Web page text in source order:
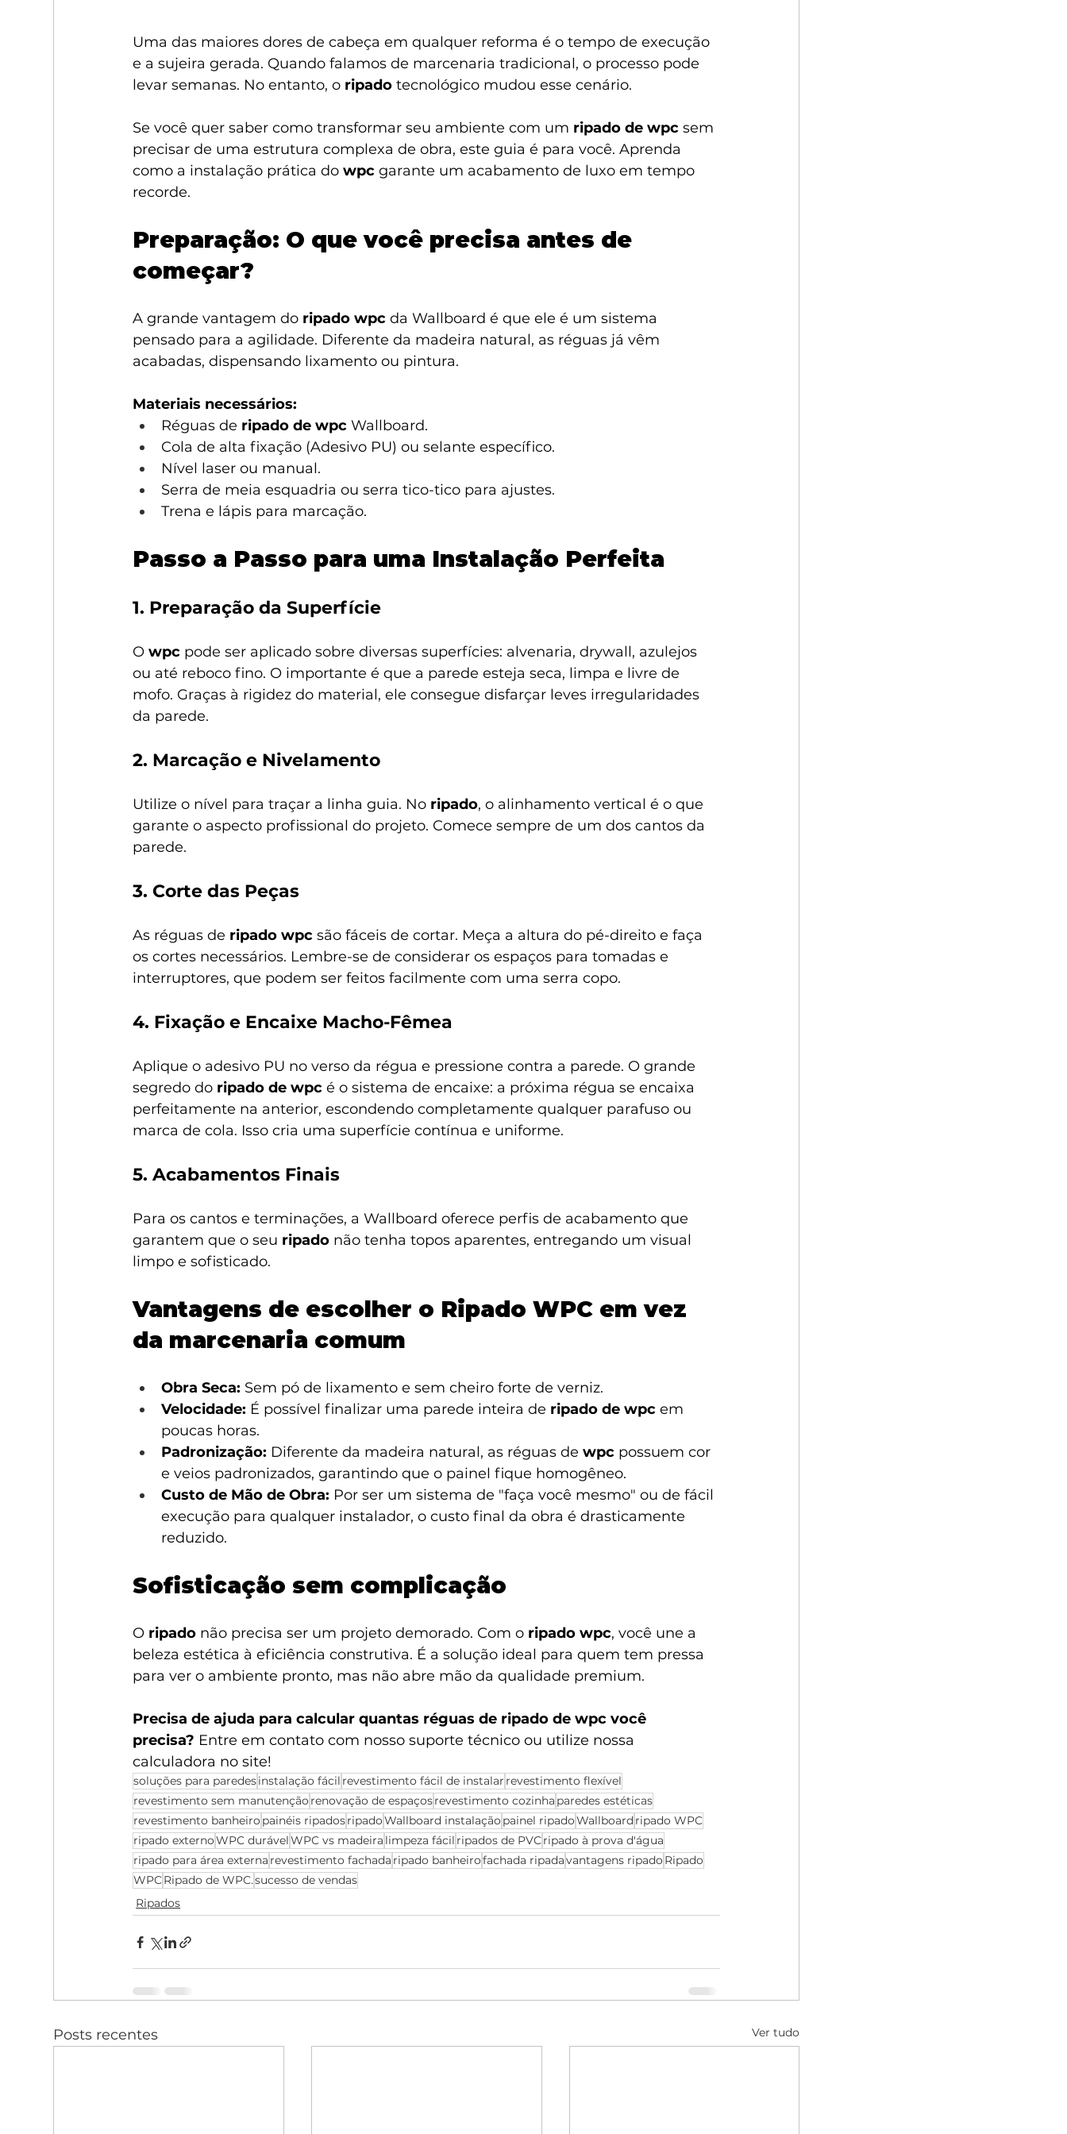
Uma das maiores dores de cabeça em qualquer reforma é o tempo de execução
e a sujeira gerada. Quando falamos de marcenaria tradicional, o processo pode
levar semanas. No entanto, o ripado tecnológico mudou esse cenário.
Se você quer saber como transformar seu ambiente com um ripado de wpc sem
precisar de uma estrutura complexa de obra, este guia é para você. Aprenda
como a instalação prática do wpc garante um acabamento de luxo em tempo
recorde.
Preparação: O que você precisa antes de
começar?
A grande vantagem do ripado wpc da Wallboard é que ele é um sistema
pensado para a agilidade. Diferente da madeira natural, as réguas já vêm
acabadas, dispensando lixamento ou pintura.
Materiais necessários:
Réguas de ripado de wpc Wallboard.
Cola de alta fixação (Adesivo PU) ou selante específico.
Nível laser ou manual.
Serra de meia esquadria ou serra tico-tico para ajustes.
Trena e lápis para marcação.
Passo a Passo para uma Instalação Perfeita
1. Preparação da Superfície
O wpc pode ser aplicado sobre diversas superfícies: alvenaria, drywall, azulejos
ou até reboco fino. O importante é que a parede esteja seca, limpa e livre de
mofo. Graças à rigidez do material, ele consegue disfarçar leves irregularidades
da parede.
2. Marcação e Nivelamento
Utilize o nível para traçar a linha guia. No ripado, o alinhamento vertical é o que
garante o aspecto profissional do projeto. Comece sempre de um dos cantos da
parede.
3. Corte das Peças
As réguas de ripado wpc são fáceis de cortar. Meça a altura do pé-direito e faça
os cortes necessários. Lembre-se de considerar os espaços para tomadas e
interruptores, que podem ser feitos facilmente com uma serra copo.
4. Fixação e Encaixe Macho-Fêmea
Aplique o adesivo PU no verso da régua e pressione contra a parede. O grande
segredo do ripado de wpc é o sistema de encaixe: a próxima régua se encaixa
perfeitamente na anterior, escondendo completamente qualquer parafuso ou
marca de cola. Isso cria uma superfície contínua e uniforme.
5. Acabamentos Finais
Para os cantos e terminações, a Wallboard oferece perfis de acabamento que
garantem que o seu ripado não tenha topos aparentes, entregando um visual
limpo e sofisticado.
Vantagens de escolher o Ripado WPC em vez
da marcenaria comum
Obra Seca: Sem pó de lixamento e sem cheiro forte de verniz.
Velocidade: É possível finalizar uma parede inteira de ripado de wpc em
poucas horas.
Padronização: Diferente da madeira natural, as réguas de wpc possuem cor
e veios padronizados, garantindo que o painel fique homogêneo.
Custo de Mão de Obra: Por ser um sistema de "faça você mesmo" ou de fácil
execução para qualquer instalador, o custo final da obra é drasticamente
reduzido.
Sofisticação sem complicação
O ripado não precisa ser um projeto demorado. Com o ripado wpc, você une a
beleza estética à eficiência construtiva. É a solução ideal para quem tem pressa
para ver o ambiente pronto, mas não abre mão da qualidade premium.
Precisa de ajuda para calcular quantas réguas de ripado de wpc você
precisa? Entre em contato com nosso suporte técnico ou utilize nossa
calculadora no site!
soluções para paredesinstalação fácil revestimento fácil de instalar revestimento flexível
revestimento sem manutenção renovação de espaçosrevestimento cozinha paredes estéticas
revestimento banheiro painéis ripadosripadoWallboard instalação painel ripadoWallboard ripado WPC
ripado externoWPC durávelWPC vs madeira limpeza fácil ripados de PVCripado à prova d'água
ripado para área externa revestimento fachada ripado banheirofachada ripadavantagens ripado Ripado
WPCRipado de WPC.sucesso de vendas
Ripados
Posts recentes Ver tudo